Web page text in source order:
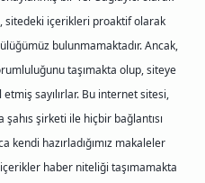
sitedeki içerikleri proaktif olarak
bulunmamaktadır. Ancak,
taşımakta olup, siteye
sayılırlar. Bu internet sitesi,
şirketi ile hiçbir bağlantısı
kendi hazırladığımız makaleler
haber niteliği taşımamakta